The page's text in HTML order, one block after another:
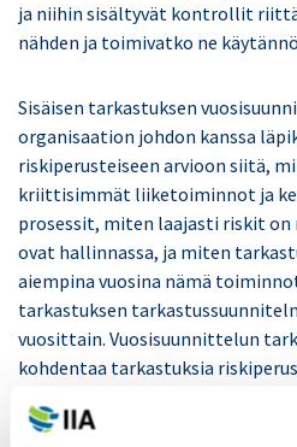
ja niihin sisältyvät kontrollit
nähden ja toimivatko ne
Sisäisen tarkastuksen
organisaation johdon kanssa
riskiperusteiseen arvioon siitä,
kriittisimmät liiketoiminnot ja
prosessit, miten laajasti riskit
ovat hallinnassa, ja miten
aiempina vuosina nämä
tarkastuksen
vuosittain. Vuosisuunnittelun
kohdentaa tarkastuksia
useimmin. Tyypillisesti sisäinen